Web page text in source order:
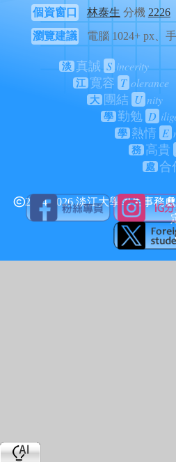
個資窗口 林泰生 分機 2226
瀏覽建議
電腦 1024+ px、
淡 真誠 S incerity
江 寬容 T olerance
大 團結 U nity
學 勤勉 D
學 熱情 E
務 高貴
處 合
2024-2026 淡江大學學生事務處